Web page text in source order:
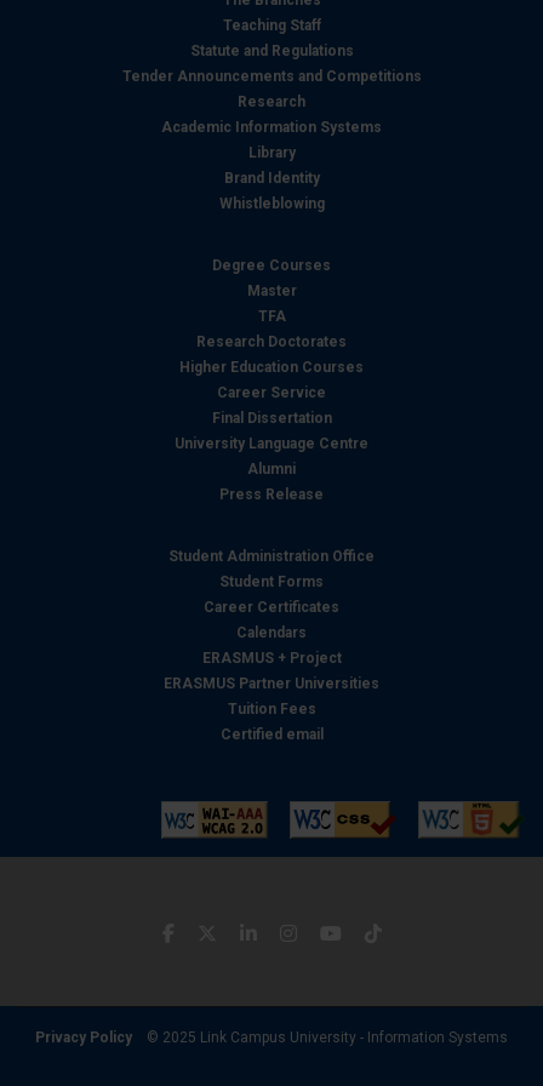
dalla Dichiarazione sui cookie.
Utilizziamo i cookie per personalizzare contenuti ed
annunci, per fornire funzionalità dei social media e per
analizzare il nostro traffico. Condividiamo inoltre
informazioni sul modo in cui utilizza il nostro sito con i
nostri partner che si occupano di analisi dei dati web,
con altre informazioni che ha fornito loro o che hanno
Teaching Staff
Statute and Regulations
Tender Announcements and Competitions
Research
Academic Information Systems
Library
Brand Identity
Whistleblowing
Degree Courses
Master
TFA
Research Doctorates
Higher Education Courses
Career Service
Final Dissertation
University Language Centre
Alumni
Press Release
Student Administration Office
Student Forms
Career Certificates
Calendars
ERASMUS + Project
ERASMUS Partner Universities
Tuition Fees
Certified email
Privacy Policy © 2025 Link Campus University - Information Systems